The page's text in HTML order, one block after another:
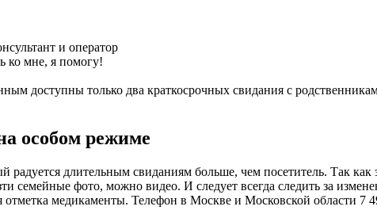
и оператор
ко мне, я помогу!
доступны только два краткосрочных свидания с
особом режиме
длительным свиданиям больше, чем посетитель. Так как
семейные фото, можно видео. И следует всегда следить за
отметка медикаменты. Телефон в Москве и Московской области 7